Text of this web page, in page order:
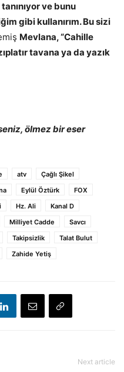
ve bunu
gibi kullanırım. Bu sizi
Mevlana, “Cahille
tavana ya da yazık
ölmez bir eser
atv
Çağlı Şikel
Eylül Öztürk
FOX
Hz. Ali
Kanal D
Milliyet Cadde
Savcı
Takipsizlik
Talat Bulut
Zahide Yetiş
Next article